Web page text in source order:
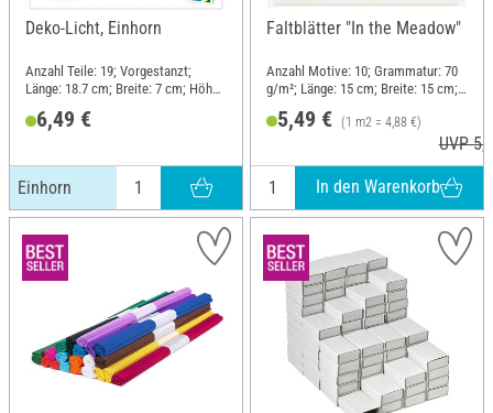
Deko-Licht, Einhorn
Anzahl Teile: 19; Vorgestanzt;
Länge: 18.7 cm; Breite: 7 cm; Höhe:
6,49 €
Einhorn
Faltblätter "In the Meadow"
Anzahl Motive: 10; Grammatur: 70
g/m²; Länge: 15 cm; Breite: 15 cm;
5,49 € (1 m2 = 4,88 €)
UVP
In den Warenkorb